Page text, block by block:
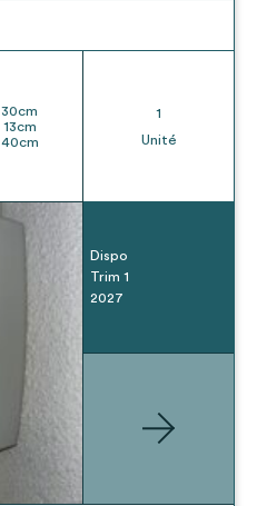
30cm
13cm
40cm
1
Unité
Dispo
Trim 1
2027